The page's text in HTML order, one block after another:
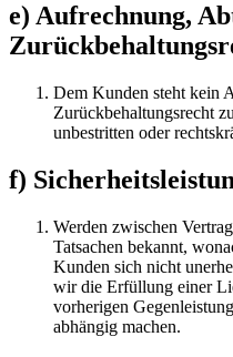
e) Aufrechnung,
Dem Kunden steht kein
Zurückbehaltungsrecht
unbestritten oder
f)
Werden zwischen
Tatsachen bekannt,
Kunden sich nicht
wir die Erfüllung einer
vorherigen
abhängig machen.